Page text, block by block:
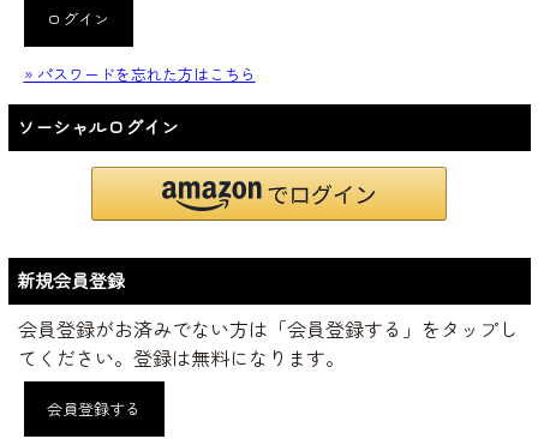
ログイン
» パスワードを忘れた方はこちら
ソーシャルログイン
新規会員登録
会員登録がお済みでない方は「会員登録する」をタップし
てください。登録は無料になります。
会員登録する